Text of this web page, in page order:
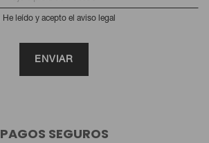
He leído y acepto el aviso legal
PAGOS SEGUROS